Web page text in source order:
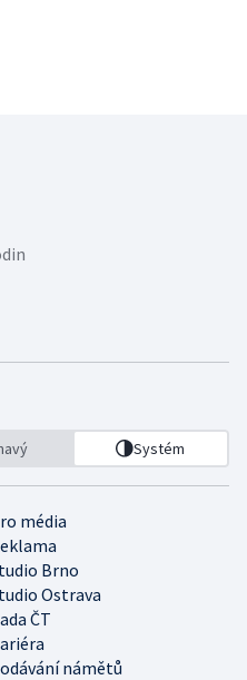
Systém
média
Brno
Ostrava
ČT
námětů